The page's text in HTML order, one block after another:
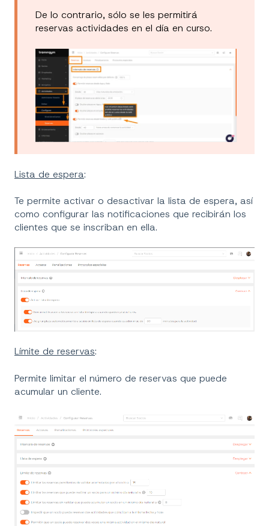
De lo contrario, sólo se les permitirá
reservas actividades en el día en curso.
Lista de espera:
Te permite activar o desactivar la lista de espera, así
como configurar las notificaciones que recibirán los
clientes que se inscriban en ella.
Límite de reservas:
Permite limitar el número de reservas que puede
acumular un cliente.